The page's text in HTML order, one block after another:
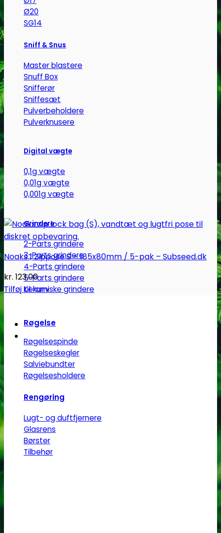
Ø20
SG14
Sniff & Snus
Master blastere
Snuff Box
Snifferør
Sniffesæt
Pulverbeholdere
Pulverknusere
Digital vægte
0,1g vægte
0,01g vægte
0,001g vægte
Grindere
2-Parts grindere
3-Parts grindere
4-Parts grindere
5-Parts grindere
Keramiske grindere
Røgelse
Røgelsespinde
Røgelseskegler
Salviebundter
Røgelsesholdere
Rengøring
Lugt- og duftfjernere
Glasrens
Børster
Tilbehør
har
flere
varianter.
Mulighederne
kan
vælges
på
varesiden
Noaks | Zippose S – 185x80mm / 5-pak – Subseed.dk
kr. 123.00
Tilføj til kurv